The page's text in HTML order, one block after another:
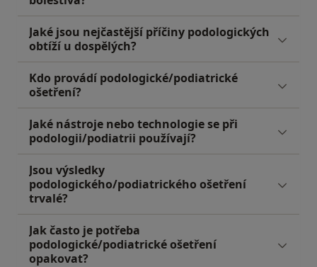
Jaké jsou nejčastější příčiny podologických
obtíží u dospělých?
Kdo provádí podologické/podiatrické
ošetření?
Jaké nástroje nebo technologie se při
podologii/podiatrii používají?
Jsou výsledky
podologického/podiatrického ošetření
trvalé?
Jak často je potřeba
podologické/podiatrické ošetření
opakovat?